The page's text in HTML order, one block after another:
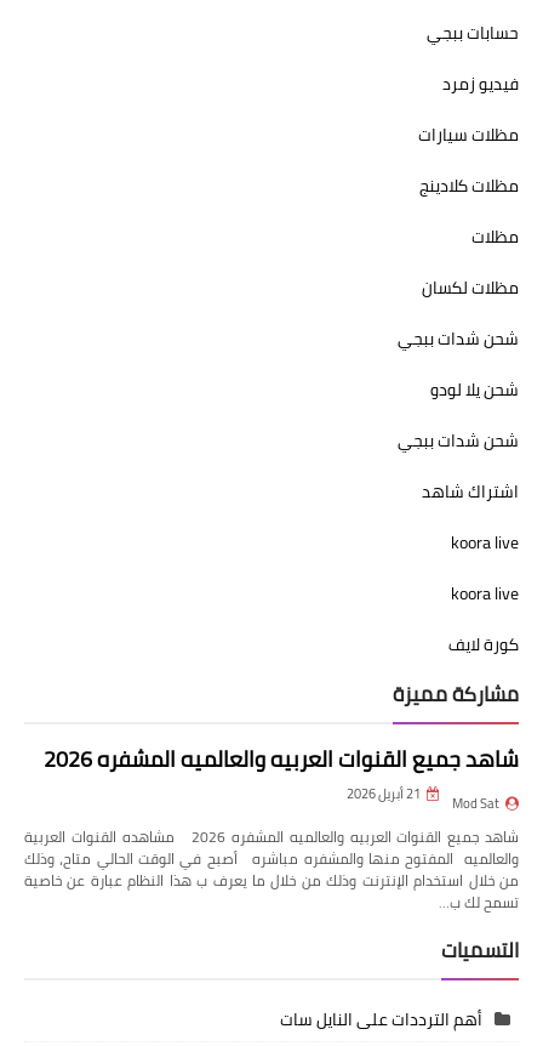
حسابات ببجي
فيديو زمرد
مظلات سيارات
مظلات كلادينج
مظلات
مظلات لكسان
شحن شدات ببجي
شحن يلا لودو
شحن شدات ببجي
اشتراك شاهد
koora live
koora live
كورة لايف
مشاركة مميزة
شاهد جميع القنوات العربيه والعالميه المشفره 2026
Mod Sat 21 أبريل 2026
شاهد جميع القنوات العربيه والعالميه المشفره 2026 مشاهده القنوات العربية
والعالميه المفتوح منها والمشفره مباشره أصبح في الوقت الحالي متاح، وذلك
من خلال استخدام الإنترنت وذلك من خلال ما يعرف ب هذا النظام عبارة عن خاصية
تسمح لك ب…
التسميات
أهم الترددات على النايل سات